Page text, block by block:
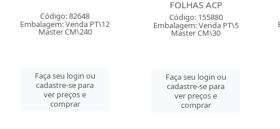
Código: 155880
Embalagem: Venda PT\5
Master CM\30
Faça seu login ou
cadastre-se para
ver preços e
comprar
Código: 1799
Embalagem: Venda CX\1000
Master CX\1000
Faça seu login ou
cadastre-se para
ver preços e
comprar